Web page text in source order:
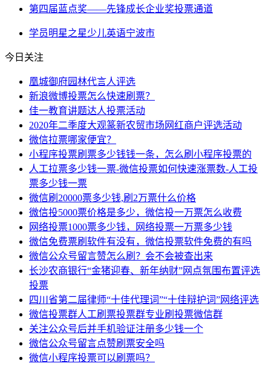
第四届蓝点奖——先锋成长企业奖投票通道
学员明星之星少儿英语宁波市
今日关注
凰城御府园林代言人评选
新浪微博投票怎么快速刷票？
佳一教育讲题达人投票活动
2020年二季度大观篆新农贸市场网红商户评选活动
微信拉票哪家便宜？
小程序投票刷票多少钱钱一条，怎么刷小程序投票的
人工拉票多少钱一票-微信投票如何快速涨票数-人工投
票多少钱一票
微信刷20000票多少钱,刷2万票什么价格
微信投5000票价格是多少，微信投一万票怎么收费
网络投票1000票多少钱，网络投票一万票多少钱
微信免费票刷软件有没有，微信投票软件免费的有吗
微信公众号留言赞怎么刷？会不会被查出来
长沙农商银行“金猪迎春、新年纳财”网点氛围布置评选
投票
四川省第二届律师“十佳代理词”“十佳辩护词”网络评选
微信投票群人工刷票投票群专业刷投票微信群
关注公众号后并手机验证注册多少钱一个
微信公众号留言点赞刷票安全吗
微信小程序投票可以刷票吗？